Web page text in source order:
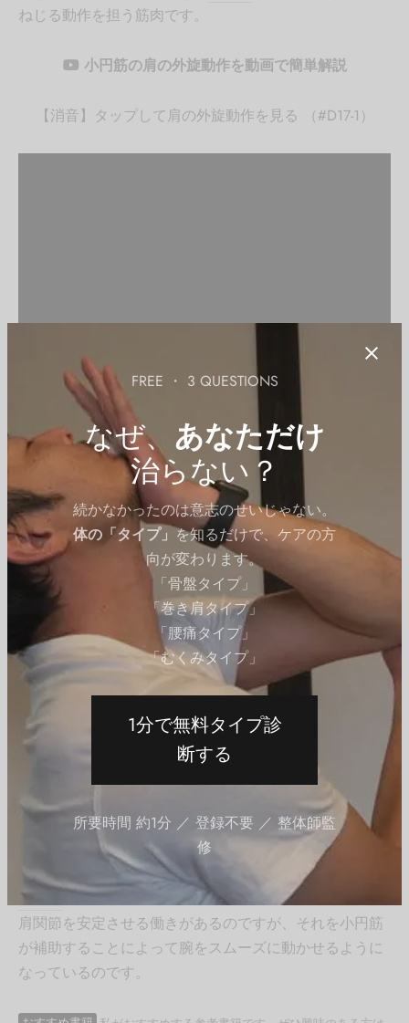
FREE ・ 3 QUESTIONS
なぜ、 あなただけ
治らない？
続かなかったのは意志のせいじゃない。
体の「タイプ」を知るだけで、ケアの方
向が変わります。
「骨盤タイプ」
「巻き肩タイプ」
「腰痛タイプ」
「むくみタイプ」
1分で無料タイプ診
断する
所要時間 約1分 ／ 登録不要 ／ 整体師監
修
ねじる動作を担う筋肉です。
小円筋の肩の外旋動作を動画で簡単解説
【消音】タップして肩の外旋動作を見る （#D17-1）
肩の外旋動作では小円筋の他に、僧帽筋
なども連動して肩の外旋動作を行います。
※参考：Muscle Premium – Visible Body
また、小円筋には
の働きを補助する役割もありま
す。
棘下筋 とは、肩を外側にねじる時や腕を持ち上げる時に
肩関節を安定させる働きがあるのですが、それを小円筋
が補助することによって腕をスムーズに動かせるように
なっているのです。